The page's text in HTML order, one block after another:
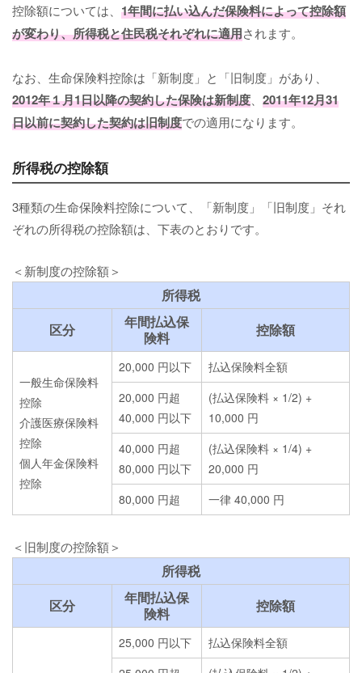
控除額については、 1年間に払い込んだ保険料によって控除額
が変わり、所得税と住民税それぞれに適用されます。
なお、生命保険料控除は「新制度」と「旧制度」があり、
2012年１月1日以降の契約した保険は新制度
2011年12月31
日以前に契約した契約は旧制度での適用になります。
所得税の控除額
3種類の生命保険料控除について、「新制度」「旧制度」それ
ぞれの所得税の控除額は、下表のとおりです。
＜新制度の控除額＞
所得税
区分
年間払込保
険料
控除額
一般生命保険料
控除
介護医療保険料
控除
個人年金保険料
控除
20,000 円以下
払込保険料全額
20,000 円超
40,000 円以下
(払込保険料 × 1/2) +
10,000 円
40,000 円超
80,000 円以下
(払込保険料 × 1/4) +
20,000 円
80,000 円超
一律 40,000 円
＜旧制度の控除額＞
所得税
区分
年間払込保
険料
控除額
25,000 円以下
払込保険料全額